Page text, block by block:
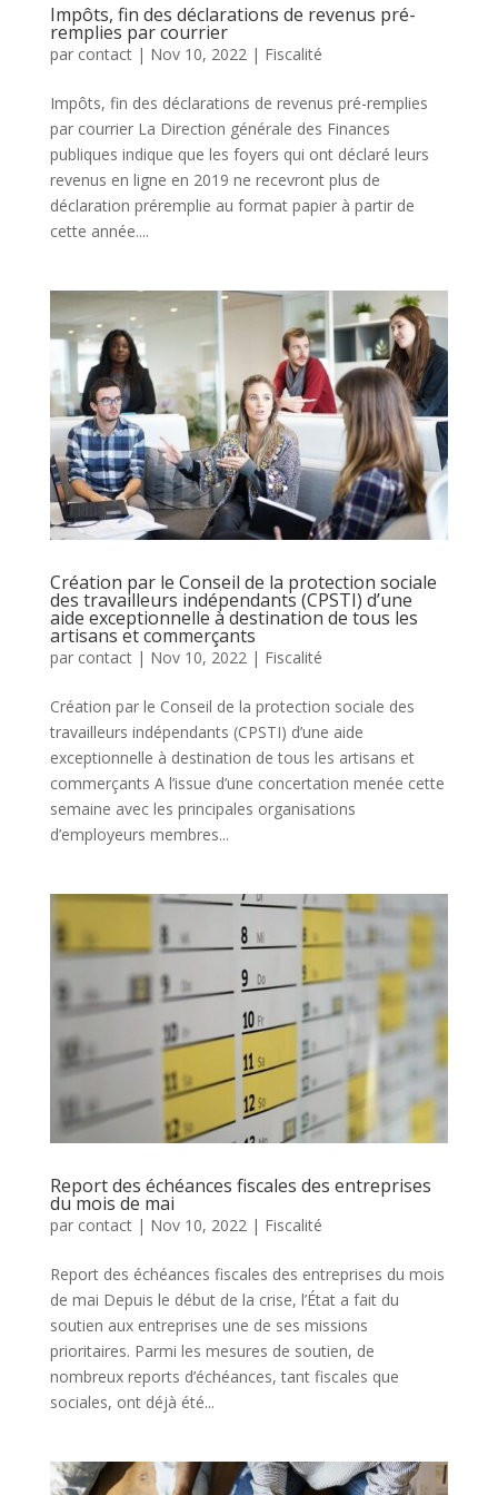
Impôts, fin des déclarations de revenus pré-
remplies par courrier
par contact| Nov 10, 2022 | Fiscalité
Impôts, fin des déclarations de revenus pré-remplies
par courrier La Direction générale des Finances
publiques indique que les foyers qui ont déclaré leurs
revenus en ligne en 2019 ne recevront plus de
déclaration pré­remplie au format papier à partir de
cette année....
Création par le Conseil de la protection sociale
des travailleurs indépendants (CPSTI) d’une
aide exceptionnelle à destination de tous les
artisans et commerçants
par contact| Nov 10, 2022 | Fiscalité
Création par le Conseil de la protection sociale des
travailleurs indépendants (CPSTI) d’une aide
exceptionnelle à destination de tous les artisans et
commerçants A l’issue d’une concertation menée cette
semaine avec les principales organisations
d’employeurs membres...
Report des échéances fiscales des entreprises
du mois de mai
par contact| Nov 10, 2022 | Fiscalité
Report des échéances fiscales des entreprises du mois
de mai Depuis le début de la crise, l’État a fait du
soutien aux entreprises une de ses missions
prioritaires. Parmi les mesures de soutien, de
nombreux reports d’échéances, tant fiscales que
sociales, ont déjà été...